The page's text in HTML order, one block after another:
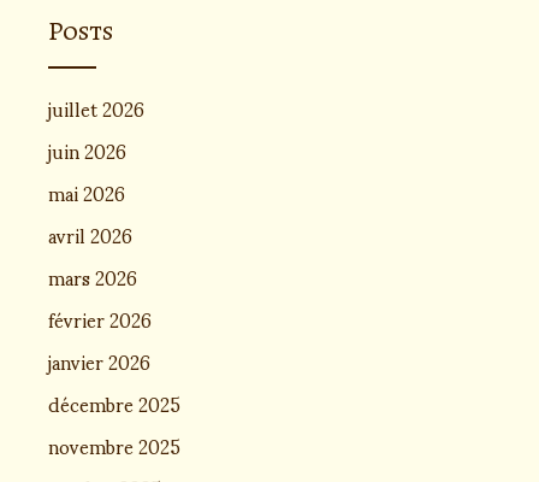
Posts
juillet 2026
juin 2026
mai 2026
avril 2026
mars 2026
février 2026
janvier 2026
décembre 2025
novembre 2025